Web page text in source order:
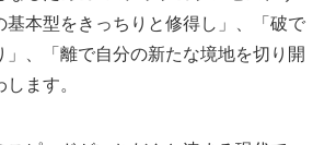
基本型をきっちりと修得し」、「破で
」、「離で自分の新たな境地を切り開
ます。